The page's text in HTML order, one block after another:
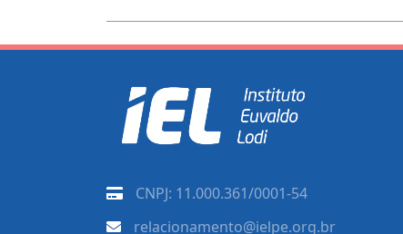
CNPJ: 11.000.361/0001-54
relacionamento@ielpe.org.br